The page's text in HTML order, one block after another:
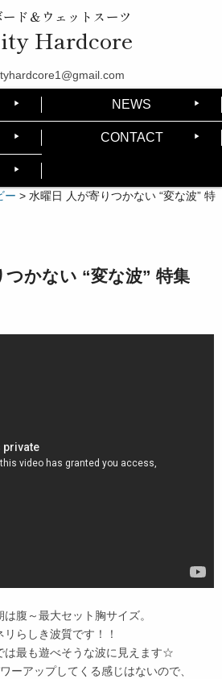
ド＆ウェットスーツ
Hardcore
NEWS
CONTACT
ー > 水曜日 人が寄りつかない “変な波” 特
つかない “変な波” 特集
腹～最大セット胸サイズ。
らしき波質です！！
は最も遊べそうな波に見えます☆
ーアップしてくる感じはないので、